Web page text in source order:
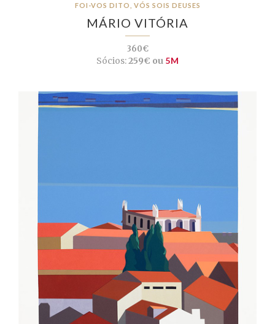
FOI-VOS DITO, VÓS SOIS DEUSES
MÁRIO VITÓRIA
360€
Sócios:259€ ou 5M